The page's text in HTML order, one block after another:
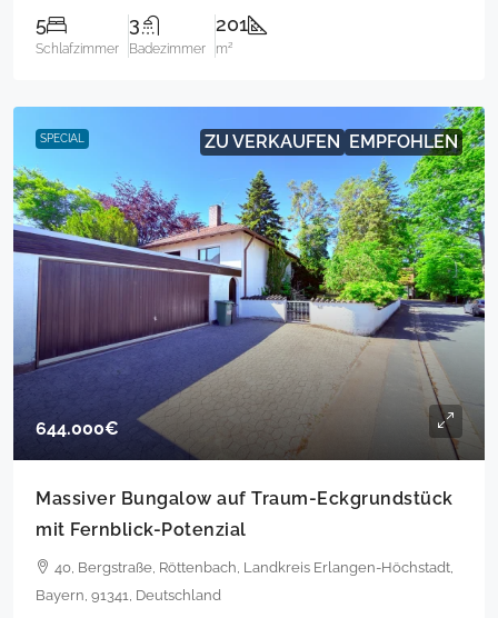
5
Schlafzimmer
3
Badezimmer
201
m²
SPECIAL ZU VERKAUFEN EMPFOHLEN
644.000€
Massiver Bungalow auf Traum-Eckgrundstück
mit Fernblick-Potenzial
40, Bergstraße, Röttenbach, Landkreis Erlangen-Höchstadt,
Bayern, 91341, Deutschland